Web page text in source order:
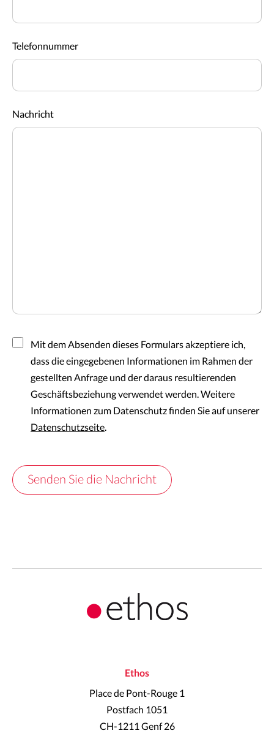
Telefonnummer
Nachricht
Mit dem Absenden dieses Formulars akzeptiere ich,
dass die eingegebenen Informationen im Rahmen der
gestellten Anfrage und der daraus resultierenden
Geschäftsbeziehung verwendet werden. Weitere
Informationen zum Datenschutz finden Sie auf unserer
Datenschutzseite.
Ethos
Place de Pont-Rouge 1
Postfach 1051
CH-1211 Genf 26